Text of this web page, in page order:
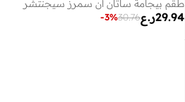
طقم بيجامة ساتان آن سمرز سيجنتشر
ر.ع29.94
30.76
-3%